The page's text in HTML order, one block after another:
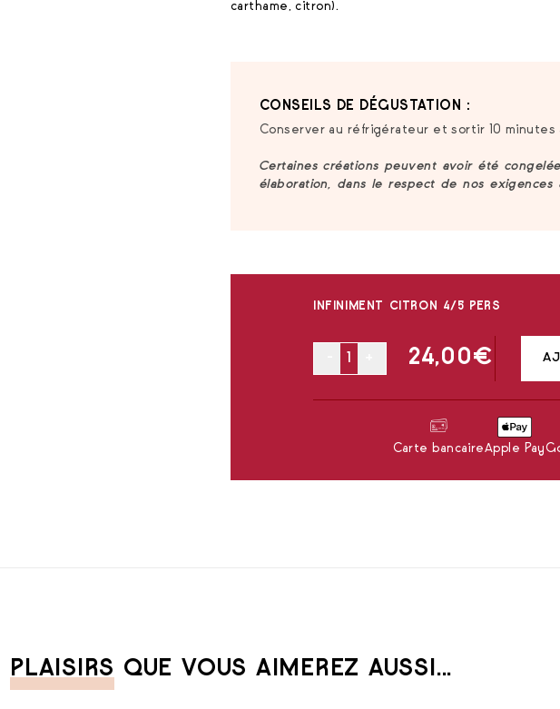
carthame, citron).
CONSEILS DE DÉGUSTATION :
Conserver au réfrigérateur et sortir 10 minutes
Certaines créations peuvent avoir été
élaboration, dans le respect de nos exigences
INFINIMENT CITRON 4/5 PERS
24,00€
Carte bancaireApple Pay
PLAISIRS QUE VOUS AIMEREZ AUSSI...